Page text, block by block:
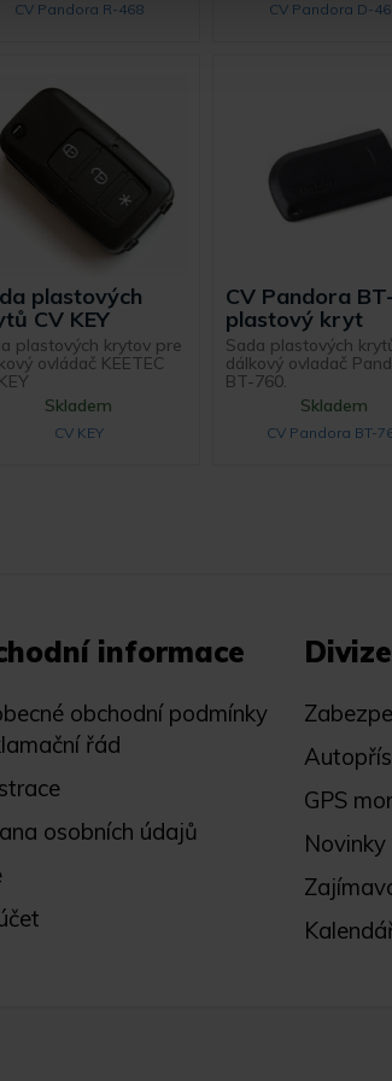
CV Pandora R-468 CV Pandora D-
plastových
CV KEY
plastových krytov pre
ovládač KEETEC
Skladem
CV KEY
CV Pandora
plastový kryt
Sada plastových
dálkový ovladač
BT-760.
Skladem
CV Pandora BT-
informace
obchodní podmínky
řád
osobních údajů
Divize
GPS
Novinky